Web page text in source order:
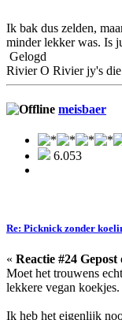
Ik bak dus zelden,
minder lekker was. Is
Gelogd
Rivier O Rivier jy's
meisbaer
6.053
Re: Picknick zonder
« Reactie #24 Gepost
Moet het trouwens
lekkere vegan
Ik heb het eigenlijk